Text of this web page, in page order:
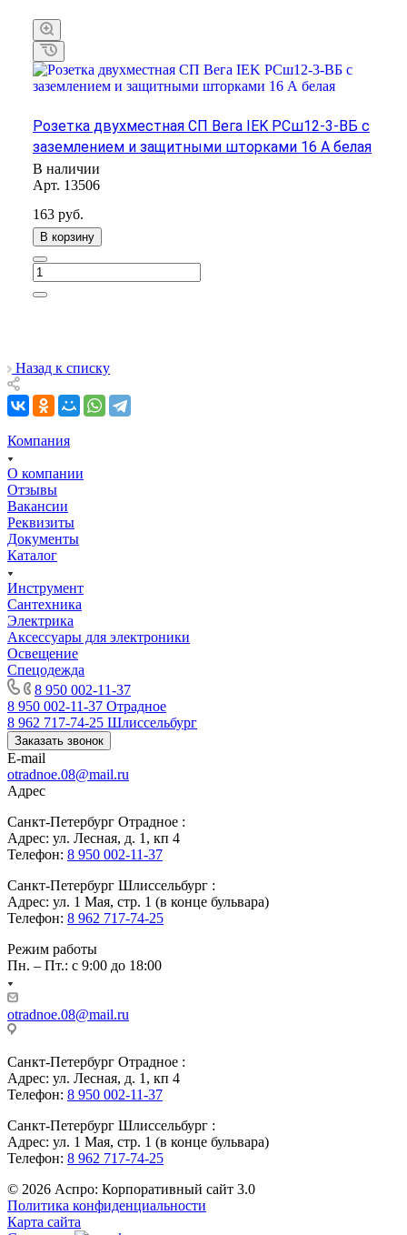
Розетка двухместная СП Вега IEK РСш12-3-ВБ с
заземлением и защитными шторками 16 А белая
В наличии
Арт. 13506
163 руб.
В корзину
Назад к списку
Компания
О компании
Отзывы
Вакансии
Реквизиты
Документы
Каталог
Инструмент
Сантехника
Электрика
Аксессуары для электроники
Освещение
Спецодежда
8 950 002-11-37
8 950 002-11-37 Отрадное
8 962 717-74-25 Шлиссельбург
Заказать звонок
E-mail
otradnoe.08@mail.ru
Адрес
Санкт-Петербург Отрадное :
Адрес: ул. Лесная, д. 1, кп 4
Телефон: 8 950 002-11-37
Санкт-Петербург Шлиссельбург :
Адрес: ул. 1 Мая, стр. 1 (в конце бульвара)
Телефон: 8 962 717-74-25
Режим работы
Пн. – Пт.: с 9:00 до 18:00
otradnoe.08@mail.ru
Санкт-Петербург Отрадное :
Адрес: ул. Лесная, д. 1, кп 4
Телефон: 8 950 002-11-37
Санкт-Петербург Шлиссельбург :
Адрес: ул. 1 Мая, стр. 1 (в конце бульвара)
Телефон: 8 962 717-74-25
© 2026 Аспро: Корпоративный сайт 3.0
Политика конфиденциальности
Карта сайта